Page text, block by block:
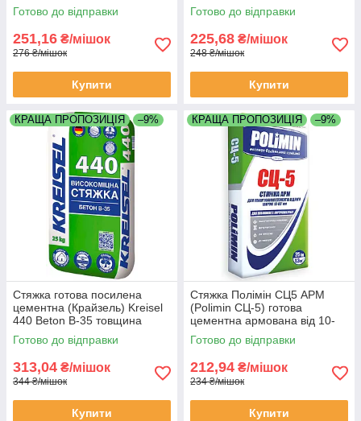
Готово до відправки
251,16 ₴/мішок
276 ₴/мішок
Купити
Готово до відправки
225,68 ₴/мішок
248 ₴/мішок
Купити
КРАЩА ПРОПОЗИЦІЯ –9%
Стяжка готова посилена
цементна (Крайзель) Kreisel
440 Beton B-35 товщина
шару від 20-100 мм
Готово до відправки
313,04 ₴/мішок
344 ₴/мішок
Купити
КРАЩА ПРОПОЗИЦІЯ –9%
Стяжка Полімін СЦ5 АРМ
(Polimin СЦ-5) готова
цементна армована від 10-
100мм мішок 25кг
Готово до відправки
212,94 ₴/мішок
234 ₴/мішок
Купити